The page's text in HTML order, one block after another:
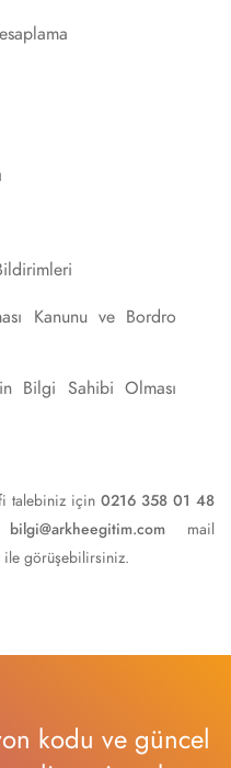
Kanunu ve Bordro
Bilgi Sahibi Olması
talebiniz için 0216 358 01 48
bilgi@arkheegitim.commail
ile görüşebilirsiniz.
kodu ve güncel